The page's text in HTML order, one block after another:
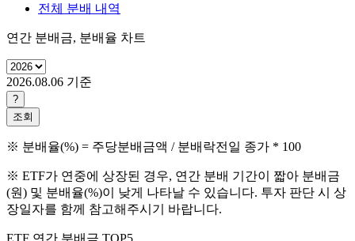
전체 분배 내역
연간 분배금, 분배율 차트
2026.08.06 기준
?
조회
※ 분배율(%) = 주당분배금액 / 분배락전일 종가 * 100
※ ETF가 연중에 상장된 경우, 연간 분배 기간이 짧아 분배금
(원) 및 분배율(%)이 낮게 나타날 수 있습니다. 투자 판단 시 상
장일자를 함께 참고해주시기 바랍니다.
ETF 연간 분배금 TOP5